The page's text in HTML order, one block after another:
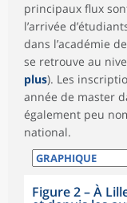
principaux flux
l’arrivée
dans l’académie
se retrouve au
plus). Les
année de master
également peu
national.
Figure 2–À